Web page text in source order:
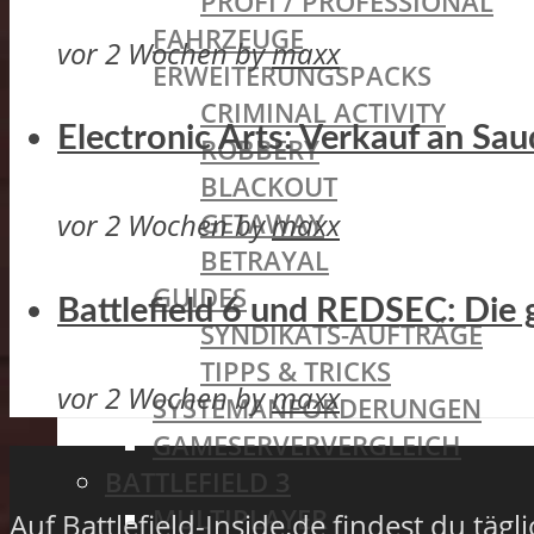
FAHRZEUGE
ERWEITERUNGSPACKS
CRIMINAL ACTIVITY
ROBBERY
BLACKOUT
GETAWAY
BETRAYAL
GUIDES
SYNDIKATS-AUFTRÄGE
TIPPS & TRICKS
SYSTEMANFORDERUNGEN
GAMESERVERVERGLEICH
MULTIPLAYER
vor 2 Wochenbymaxx
Electronic Arts: Verkauf an
vor 2 Wochenbymaxx
Battlefield 6 und REDSEC:
vor 2 Wochenbymaxx
Auf Battlefield-Inside.de findest du